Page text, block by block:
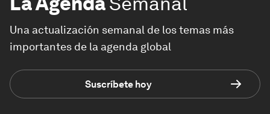
Una actualización semanal de los temas más
importantes de la agenda global
Suscríbete hoy